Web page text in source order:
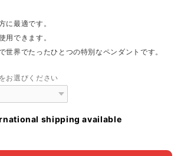
に最適です。
用できます。
世界でたったひとつの特別なペンダントです。
お選びください
shipping available